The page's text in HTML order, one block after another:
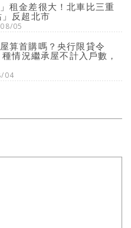
租金差很大！北車比三重
反超北市
05
算首購嗎？央行限貸令
情況繼承屋不計入戶數，
04